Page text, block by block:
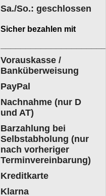
Sa./So.: geschlossen
Sicher bezahlen mit
Vorauskasse /
Banküberweisung
PayPal
Nachnahme (nur D
und AT)
Barzahlung bei
Selbstabholung (nur
nach vorheriger
Terminvereinbarung)
Kreditkarte
Klarna